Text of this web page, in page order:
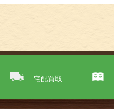
宅配買取